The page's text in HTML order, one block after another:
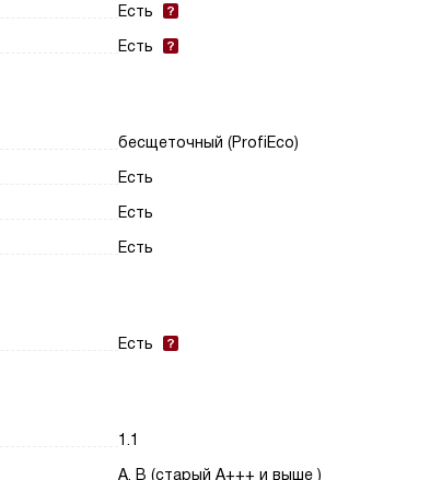
Есть
Есть
бесщеточный (ProfiEco)
Есть
Есть
Есть
Есть
1.1
A, B (старый A+++ и выше )